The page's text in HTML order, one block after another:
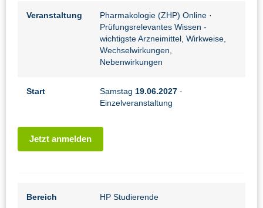
Veranstaltung Pharmakologie (ZHP) Online ·
Prüfungsrelevantes Wissen -
wichtigste Arzneimittel, Wirkweise,
Wechselwirkungen,
Nebenwirkungen
Start Samstag 19.06.2027 ·
Einzelveranstaltung
Jetzt anmelden
Bereich HP Studierende